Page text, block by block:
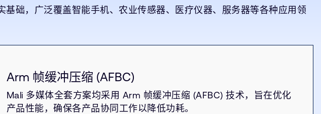
础，广泛覆盖智能手机、农业传感器、医疗仪器、服务器等各种应用领
Arm 帧缓冲压缩 (AFBC)
Mali 多媒体全套方案均采用 Arm 帧缓冲压缩 (AFBC) 技术，旨在优化
产品性能，确保各产品协同工作以降低功耗。